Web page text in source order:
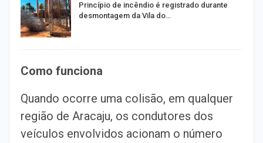
Princípio de incêndio é registrado durante
desmontagem da Vila do…
Como funciona
Quando ocorre uma colisão, em qualquer
região de Aracaju, os condutores dos
veículos envolvidos acionam o número